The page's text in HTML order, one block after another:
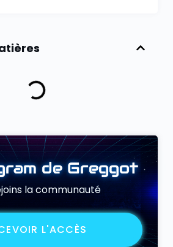
de Greggot
la communauté
L'ACCÈS